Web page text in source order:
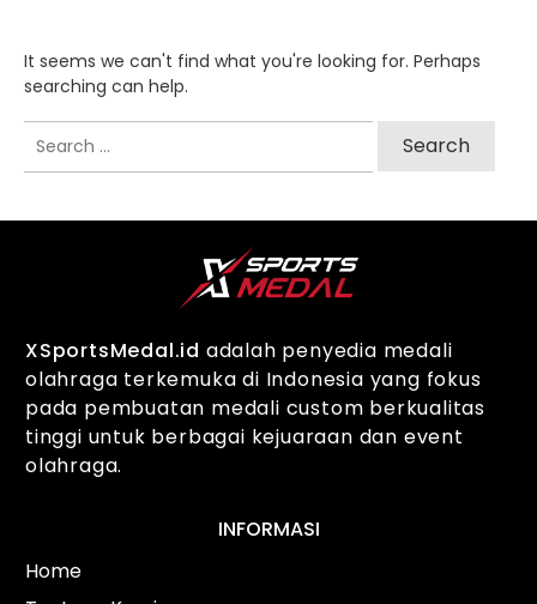
It seems we can't find what you're looking for. Perhaps
searching can help.
Search
for:
XSportsMedal.id adalah penyedia medali
olahraga terkemuka di Indonesia yang fokus
pada pembuatan medali custom berkualitas
tinggi untuk berbagai kejuaraan dan event
olahraga.
INFORMASI
Home